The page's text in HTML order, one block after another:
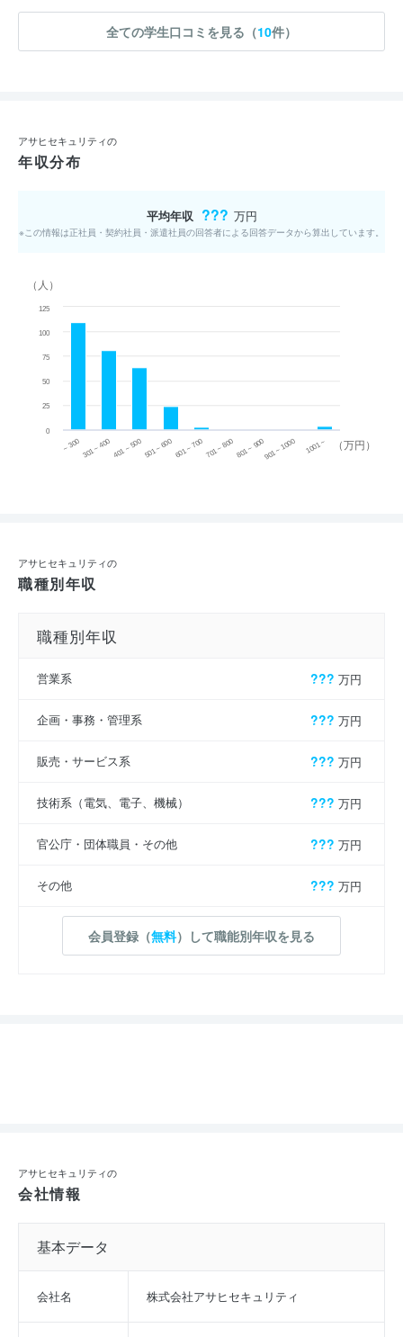
全ての学生口コミを見る（10件）
アサヒセキュリティの
年収分布
平均年収 ??? 万円
※この情報は正社員・契約社員・派遣社員の回答者による回答データから算出しています。
（万円）
（人）
~ 300 301 ~ 400 401 ~ 500501 ~ 600601 ~ 700701 ~ 800801 ~ 900901 ~ 1000 1001 ~
0
25
50
75
100
125
アサヒセキュリティの
職種別年収
職種別年収
営業系 ??? 万円
企画・事務・管理系 ??? 万円
販売・サービス系 ??? 万円
技術系（電気、電子、機械） ??? 万円
官公庁・団体職員・その他 ??? 万円
その他 ??? 万円
会員登録（無料）して職能別年収を見る
アサヒセキュリティの
会社情報
基本データ
会社名 株式会社アサヒセキュリティ